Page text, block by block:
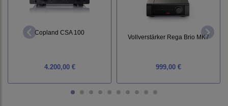
Copland CSA 100
4.200,00 €
Vollverstärker Rega Brio MK7
999,00 €